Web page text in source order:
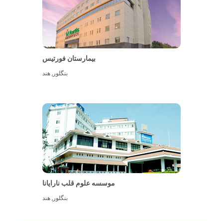
بیمارستان فورتیس
بنگلور,هند
موسسه علوم قلب نارایانا
بنگلور,هند